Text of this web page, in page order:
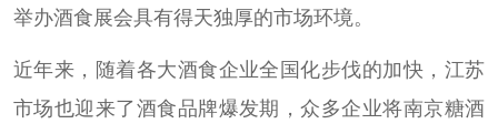
举办酒食展会具有得天独厚的市场环境。
近年来，随着各大酒食企业全国化步伐的加快，江苏
市场也迎来了酒食品牌爆发期，众多企业将南京糖酒